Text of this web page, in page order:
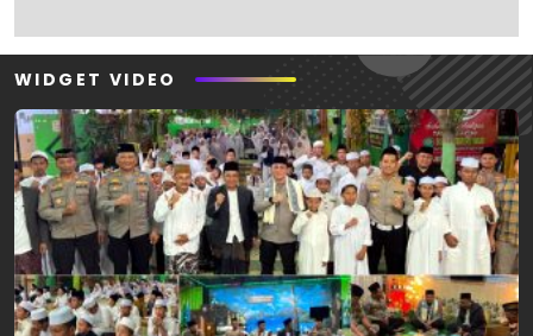
WIDGET VIDEO